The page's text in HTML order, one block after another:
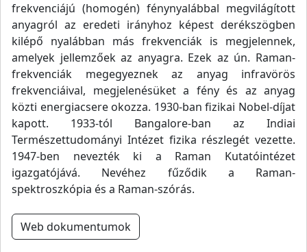
frekvenciájú (homogén) fénynyalábbal megvilágított
anyagról az eredeti irányhoz képest derékszögben
kilépő nyalábban más frekvenciák is megjelennek,
amelyek jellemzőek az anyagra. Ezek az ún. Raman-
frekvenciák megegyeznek az anyag infravörös
frekvenciáival, megjelenésüket a fény és az anyag
közti energiacsere okozza. 1930-ban fizikai Nobel-díjat
kapott. 1933-tól Bangalore-ban az Indiai
Természettudományi Intézet fizika részlegét vezette.
1947-ben nevezték ki a Raman Kutatóintézet
igazgatójává. Nevéhez fűződik a Raman-
spektroszkópia és a Raman-szórás.
Web dokumentumok